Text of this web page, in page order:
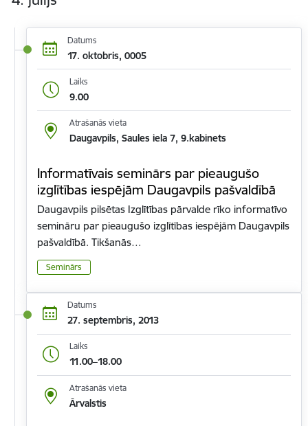
Datums
17. oktobris, 0005
Laiks
9.00
Atrašanās vieta
Daugavpils, Saules iela 7, 9.kabinets
Informatīvais seminārs par pieaugušo
izglītības iespējām Daugavpils pašvaldībā
Daugavpils pilsētas Izglītības pārvalde rīko informatīvo
semināru par pieaugušo izglītības iespējām Daugavpils
pašvaldībā. Tikšanās…
Seminārs
Datums
27. septembris, 2013
Laiks
11.00–18.00
Atrašanās vieta
Ārvalstis